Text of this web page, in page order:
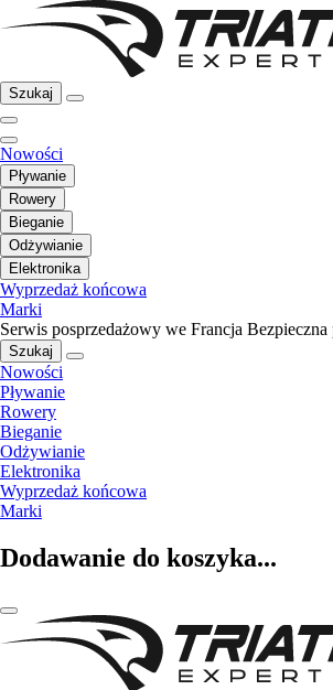
Szukaj
Nowości
Pływanie
Rowery
Bieganie
Odżywianie
Elektronika
Wyprzedaż końcowa
Marki
Serwis posprzedażowy we Francja Bezpieczna
Szukaj
Nowości
Pływanie
Rowery
Bieganie
Odżywianie
Elektronika
Wyprzedaż końcowa
Marki
Dodawanie do koszyka...